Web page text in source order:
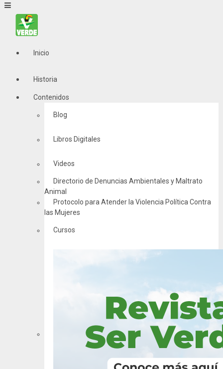
Inicio
Historia
Contenidos
Blog
Libros Digitales
Videos
Directorio de Denuncias Ambientales y Maltrato
Animal
Protocolo para Atender la Violencia Política Contra
las Mujeres
Cursos